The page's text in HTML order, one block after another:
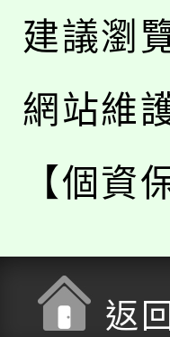
建議瀏
網站維
【個資
返